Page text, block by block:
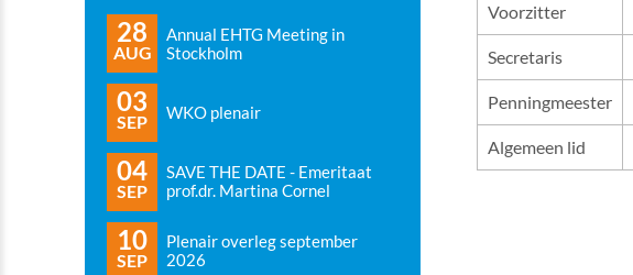
Voorzitter
Secretaris
Penningmeester
Algemeen lid
28
AUG
Annual EHTG Meeting in
Stockholm
03
SEP WKO plenair
04
SEP
SAVE THE DATE - Emeritaat
prof.dr. Martina Cornel
10
SEP
Plenair overleg september
2026